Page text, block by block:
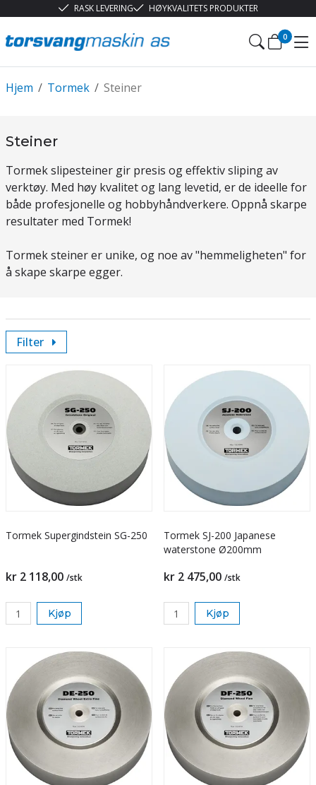
RASK LEVERING HØYKVALITETS PRODUKTER
0
/
Hjem /
Tormek Steiner
Steiner
Tormek slipesteiner gir presis og effektiv sliping av
verktøy. Med høy kvalitet og lang levetid, er de ideelle for
både profesjonelle og hobbyhåndverkere. Oppnå skarpe
resultater med Tormek!
Tormek steiner er unike, og noe av "hemmeligheten" for
å skape skarpe egger.
Filter
Tormek Supergindstein SG-250
kr 2 118,00 /stk
Kjøp
Tormek SJ-200 Japanese
waterstone Ø200mm
kr 2 475,00 /stk
Kjøp